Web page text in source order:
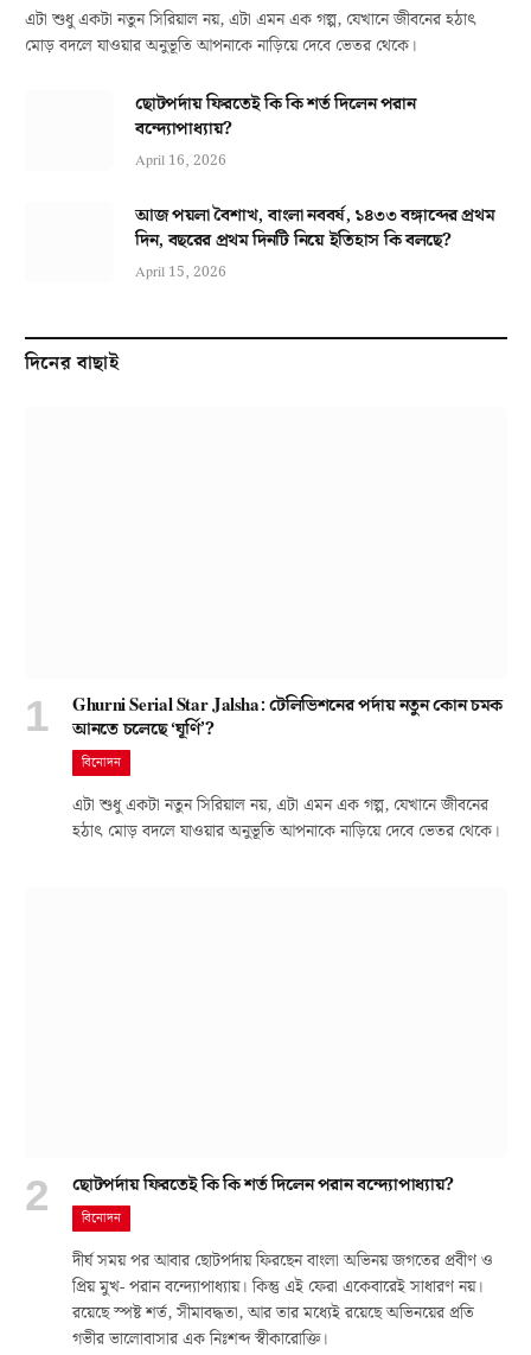
এটা শুধু একটা নতুন সিরিয়াল নয়, এটা এমন এক গল্প, যেখানে জীবনের হঠাৎ
মোড় বদলে যাওয়ার অনুভূতি আপনাকে নাড়িয়ে দেবে ভেতর থেকে।
ছোটপর্দায় ফিরতেই কি কি শর্ত দিলেন পরান
বন্দ্যোপাধ্যায়?
April 16, 2026
আজ পয়লা বৈশাখ, বাংলা নববর্ষ, ১৪৩৩ বঙ্গাব্দের প্রথম
দিন, বছরের প্রথম দিনটি নিয়ে ইতিহাস কি বলছে?
April 15, 2026
দিনের বাছাই
Ghurni Serial Star Jalsha: টেলিভিশনের পর্দায় নতুন কোন চমক
আনতে চলেছে ‘ঘূর্ণি’?
বিনোদন
এটা শুধু একটা নতুন সিরিয়াল নয়, এটা এমন এক গল্প, যেখানে জীবনের
হঠাৎ মোড় বদলে যাওয়ার অনুভূতি আপনাকে নাড়িয়ে দেবে ভেতর থেকে।
ছোটপর্দায় ফিরতেই কি কি শর্ত দিলেন পরান বন্দ্যোপাধ্যায়?
বিনোদন
দীর্ঘ সময় পর আবার ছোটপর্দায় ফিরছেন বাংলা অভিনয় জগতের প্রবীণ ও
প্রিয় মুখ- পরান বন্দ্যোপাধ্যায়। কিন্তু এই ফেরা একেবারেই সাধারণ নয়।
রয়েছে স্পষ্ট শর্ত, সীমাবদ্ধতা, আর তার মধ্যেই রয়েছে অভিনয়ের প্রতি
গভীর ভালোবাসার এক নিঃশব্দ স্বীকারোক্তি।